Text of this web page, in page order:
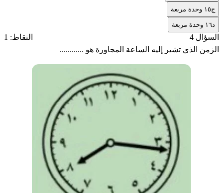
ج١٥ وحدة مربعة
١٦ وحدة مربعة
السؤال 4
النقاط: 1
الزمن الذي تشير إليه الساعة المجاورة هو ............